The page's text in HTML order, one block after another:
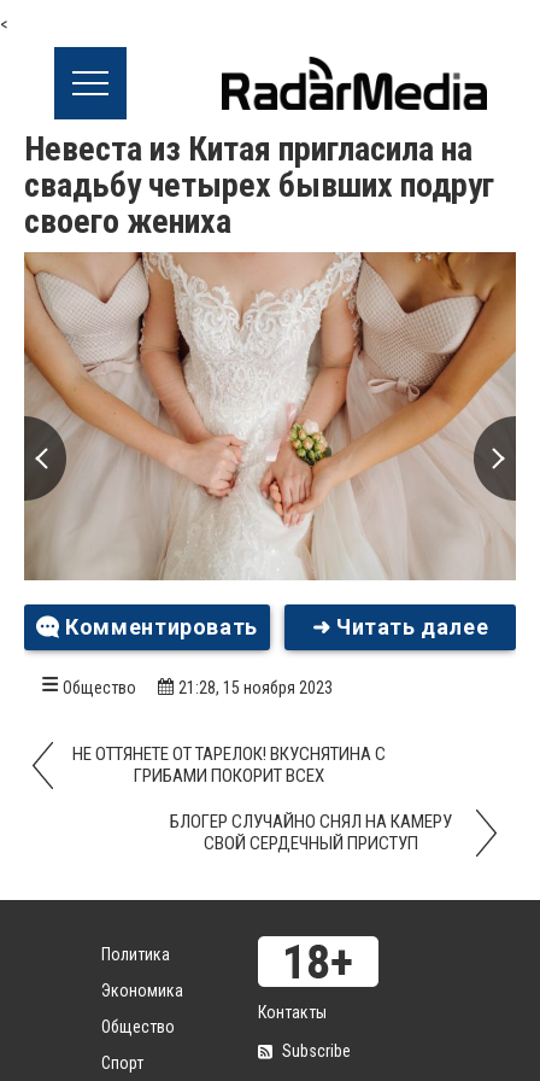
<
Невеста из Китая пригласила на
свадьбу четырех бывших подруг
своего жениха
Комментировать ➜ Читать далее
Общество 21:28, 15 ноября 2023
НЕ ОТТЯНЕТЕ ОТ ТАРЕЛОК! ВКУСНЯТИНА С
ГРИБАМИ ПОКОРИТ ВСЕХ
БЛОГЕР СЛУЧАЙНО СНЯЛ НА КАМЕРУ
СВОЙ СЕРДЕЧНЫЙ ПРИСТУП
Политика
Экономика
Общество
Спорт
Контакты
Subscribe